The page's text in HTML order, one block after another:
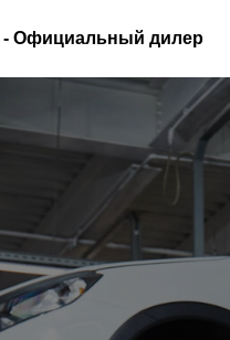
Официальный дилер